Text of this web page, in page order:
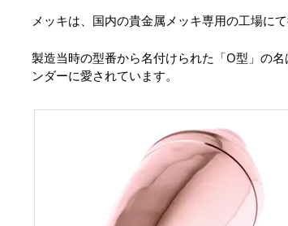
メッキは、国内の貴金属メッキ専用の工場にて
製造当時の型番から名付けられた「O型」の
ンダーに愛されています。